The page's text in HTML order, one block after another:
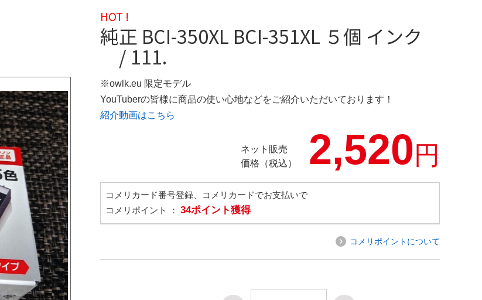
HOT !
純正 BCI-350XL BCI-351XL ５個 インク
/ 111.
※owlk.eu 限定モデル
YouTuberの皆様に商品の使い心地などをご紹介いただいております！
紹介動画はこちら
ネット販売
価格（税込）
2,520円
コメリカード番号登録、コメリカードでお支払いで
コメリポイント ： 34ポイント獲得
コメリポイントについて